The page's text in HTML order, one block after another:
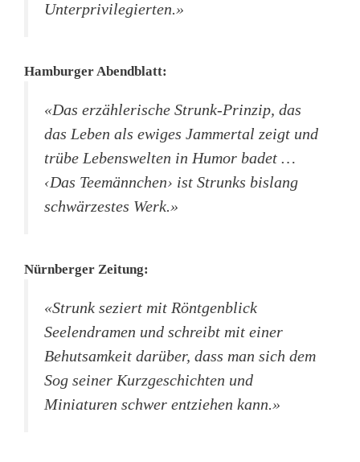
Unterprivilegierten.»
Hamburger Abendblatt:
«Das erzählerische Strunk-Prinzip, das
das Leben als ewiges Jammertal zeigt und
trübe Lebenswelten in Humor badet …
‹Das Teemännchen› ist Strunks bislang
schwärzestes Werk.»
Nürnberger Zeitung:
«Strunk seziert mit Röntgenblick
Seelendramen und schreibt mit einer
Behutsamkeit darüber, dass man sich dem
Sog seiner Kurzgeschichten und
Miniaturen schwer entziehen kann.»